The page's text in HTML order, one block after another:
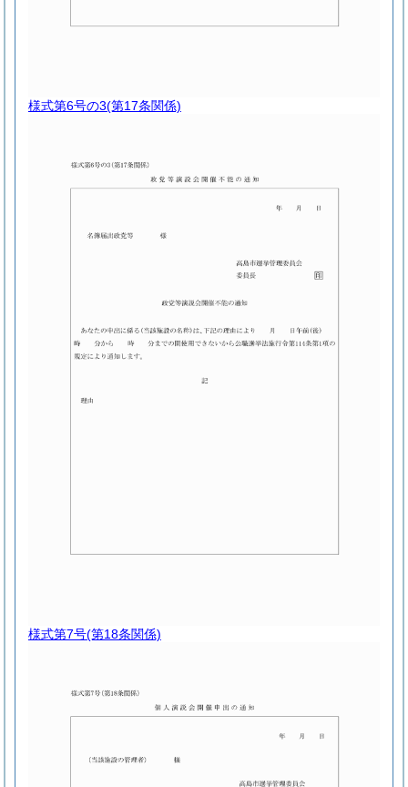
様式第6号の3(第17条関係)
様式第7号(第18条関係)